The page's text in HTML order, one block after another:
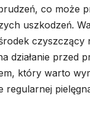
co może
uszkodzeń.
czyszczący
działanie przed
który warto
regularnej